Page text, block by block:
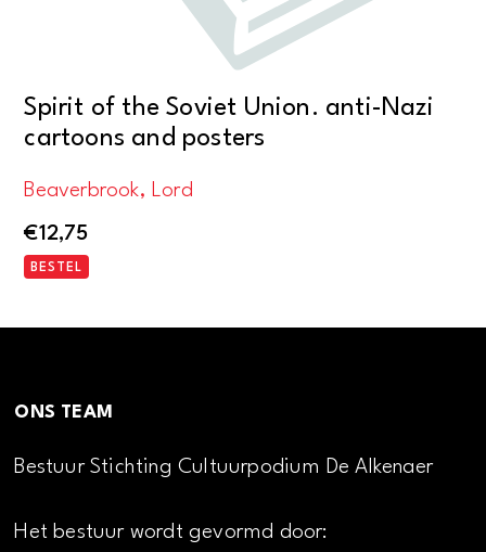
Spirit of the Soviet Union. anti-Nazi
cartoons and posters
Beaverbrook, Lord
€12,75
BESTEL
ONS TEAM
Bestuur Stichting Cultuurpodium De Alkenaer
Het bestuur wordt gevormd door: